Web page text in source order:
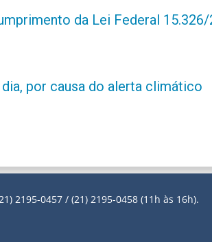
da Lei Federal
por causa do alerta climático
2195-0457 / (21) 2195-0458 (11h às 16h).